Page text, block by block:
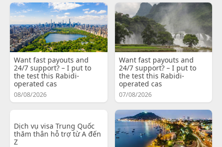
Want fast payouts and
24/7 support? – I put to
the test this Rabidi-
operated cas
08/08/2026
Want fast payouts and
24/7 support? – I put to
the test this Rabidi-
operated cas
07/08/2026
Dịch vụ visa Trung Quốc
thăm thân hỗ trợ từ A đến
Z